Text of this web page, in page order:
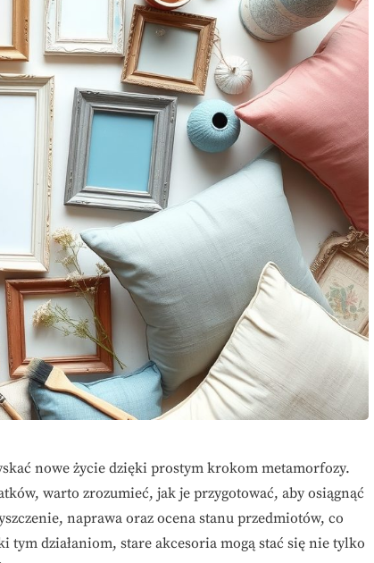
nowe życie dzięki prostym krokom metamorfozy.
warto zrozumieć, jak je przygotować, aby osiągnąć
naprawa oraz ocena stanu przedmiotów, co
działaniom, stare akcesoria mogą stać się nie tylko